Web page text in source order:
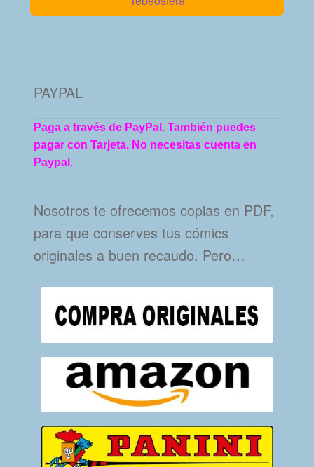
PAYPAL
Paga a través de PayPal. También puedes
pagar con Tarjeta. No necesitas cuenta en
Paypal.
Nosotros te ofrecemos copias en PDF,
para que conserves tus cómics
originales a buen recaudo. Pero…